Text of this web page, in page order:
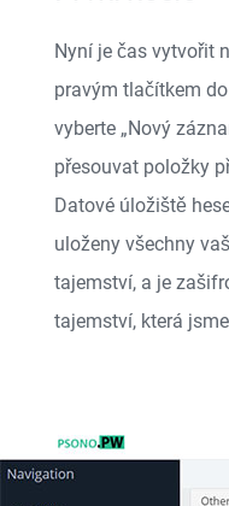
Nyní je čas vytvořit
pravým tlačítkem
vyberte „Nový
přesouvat položky
Datové úložiště
uloženy všechny
tajemství, a je
tajemství, která